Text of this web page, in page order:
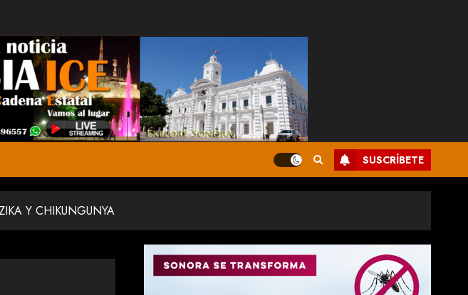
SUSCRÍBETE
Y CHIKUNGUNYA